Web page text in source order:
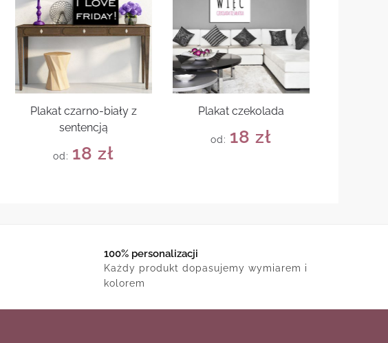
Plakat czarno-biały z
sentencją
od: 18zł
Plakat czekolada
od: 18zł
100% personalizacji
Każdy produkt dopasujemy wymiarem i
kolorem